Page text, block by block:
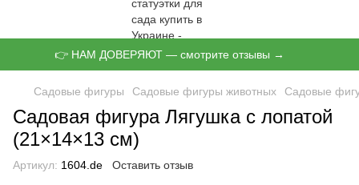
👉 НАМ ДОВЕРЯЮТ — смотрите отзывы →
Садовые фигуры Садовые фигуры животных Садовые
Садовая фигура Лягушка с лопатой
(21×14×13 см)
Артикул: 1604.de Оставить отзыв